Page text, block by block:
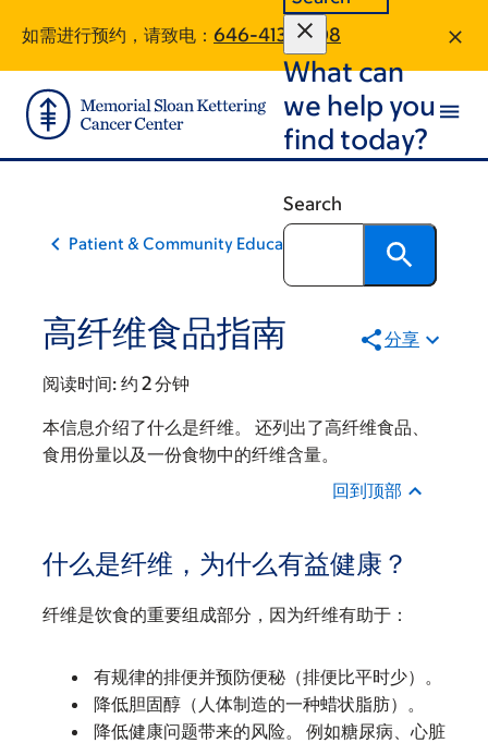
main
content
footer
如需进行预约，请致电： 646-413-7808
What can
we help you
find today?
Search
Patient & Community Education
高纤维食品指南 分享
阅读时间: 约 2 分钟
本信息介绍了什么是纤维。 还列出了高纤维食品、
食用份量以及一份食物中的纤维含量。
回到顶部
什么是纤维，为什么有益健康？
纤维是饮食的重要组成部分，因为纤维有助于：
有规律的排便并预防便秘（排便比平时少）。
降低胆固醇（人体制造的一种蜡状脂肪）。
降低健康问题带来的风险。 例如糖尿病、心脏